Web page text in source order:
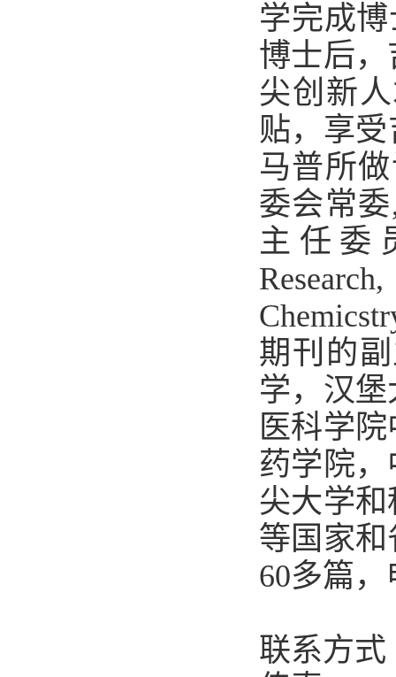
学完成
博士后
尖创新
贴，享
马普所做
委会常
主任委
期刊的
学，汉
医科学
药学院
尖大学
等国家
60多篇
联系方式